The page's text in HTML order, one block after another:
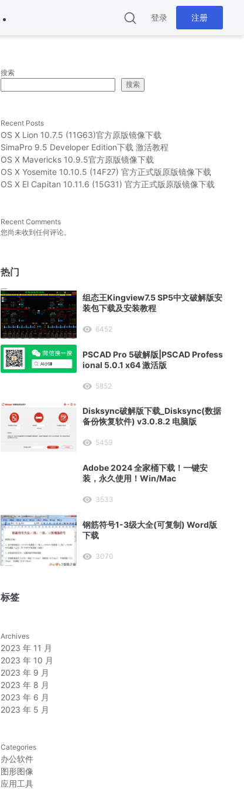
登录 注册
搜索
搜索
Recent Posts
OS X Lion 10.7.5 (11G63)官方原版镜像下载
SimaPro 9.5 Developer Edition下载 激活教程
OS X Mavericks 10.9.5官方原版镜像下载
OS X Yosemite 10.10.5 (14F27) 官方正式版原版镜像下载
OS X El Capitan 10.11.6 (15G31) 官方正式版原版镜像下载
Recent Comments
您尚未收到任何评论。
热门
组态王Kingview7.5 SP5中文破解版安
装包下载及安装教程
6452
PSCAD Pro 5破解版|PSCAD Profess
ional 5.0.1 x64 激活版
5852
Disksync破解版下载_Disksync(数据
备份恢复软件) v3.0.8.2 电脑版
5459
Adobe 2024 全家桶下载！一键安
装，永久使用！Win/Mac
3533
钢筋符号1-3级大全(可复制) Word版
下载
3070
标签
Archives
2023 年 11 月
2023 年 10 月
2023 年 9 月
2023 年 8 月
2023 年 6 月
2023 年 5 月
Categories
办公软件
图形图像
应用工具